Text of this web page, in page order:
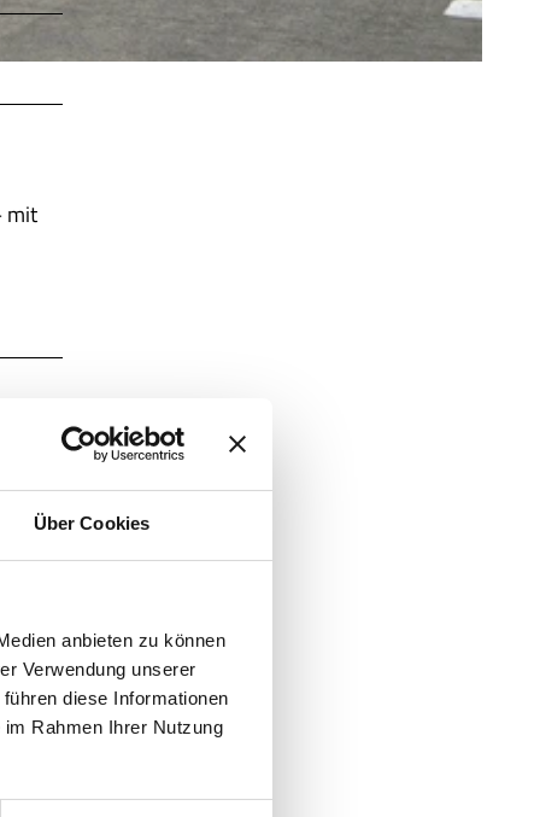
Über Cookies
anbieten zu können
Verwendung unserer
diese Informationen
Rahmen Ihrer Nutzung
mit